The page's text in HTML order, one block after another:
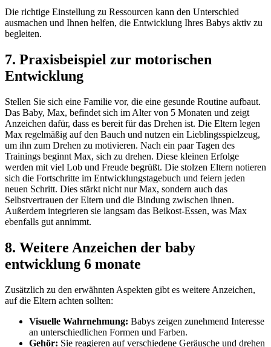
Die richtige Einstellung zu Ressourcen kann den Unterschied
ausmachen und Ihnen helfen, die Entwicklung Ihres Babys aktiv zu
begleiten.
7. Praxisbeispiel zur motorischen
Entwicklung
Stellen Sie sich eine Familie vor, die eine gesunde Routine aufbaut.
Das Baby, Max, befindet sich im Alter von 5 Monaten und zeigt
Anzeichen dafür, dass es bereit für das Drehen ist. Die Eltern legen
Max regelmäßig auf den Bauch und nutzen ein Lieblingsspielzeug,
um ihn zum Drehen zu motivieren. Nach ein paar Tagen des
Trainings beginnt Max, sich zu drehen. Diese kleinen Erfolge
werden mit viel Lob und Freude begrüßt. Die stolzen Eltern notieren
sich die Fortschritte im Entwicklungstagebuch und feiern jeden
neuen Schritt. Dies stärkt nicht nur Max, sondern auch das
Selbstvertrauen der Eltern und die Bindung zwischen ihnen.
Außerdem integrieren sie langsam das Beikost-Essen, was Max
ebenfalls gut annimmt.
8. Weitere Anzeichen der baby
entwicklung 6 monate
Zusätzlich zu den erwähnten Aspekten gibt es weitere Anzeichen,
auf die Eltern achten sollten:
Visuelle Wahrnehmung: Babys zeigen zunehmend Interesse
an unterschiedlichen Formen und Farben.
Gehör: Sie reagieren auf verschiedene Geräusche und drehen